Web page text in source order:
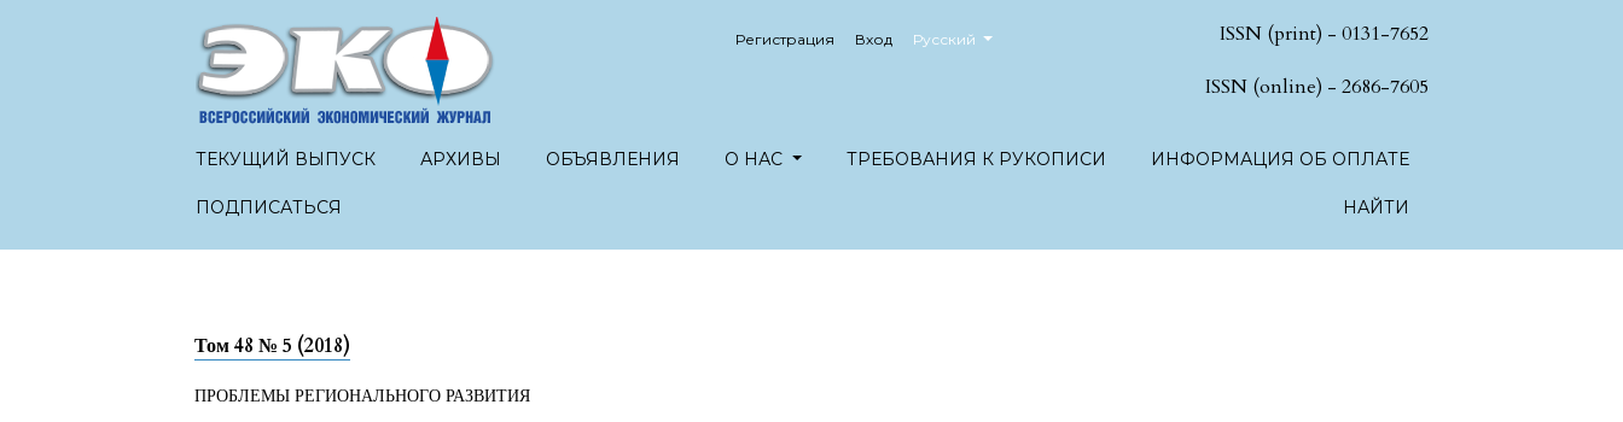
Регистрация Вход ##plugins.themes.healthSciences.language.toggle##
Русский
ISSN (print) - 0131-7652
ISSN (online) - 2686-7605
ТЕКУЩИЙ ВЫПУСК АРХИВЫ ОБЪЯВЛЕНИЯ О НАС ТРЕБОВАНИЯ К РУКОПИСИ ИНФОРМАЦИЯ ОБ ОПЛАТЕ
ПОДПИСАТЬСЯ НАЙТИ
Том 48 № 5 (2018)
ПРОБЛЕМЫ РЕГИОНАЛЬНОГО РАЗВИТИЯ